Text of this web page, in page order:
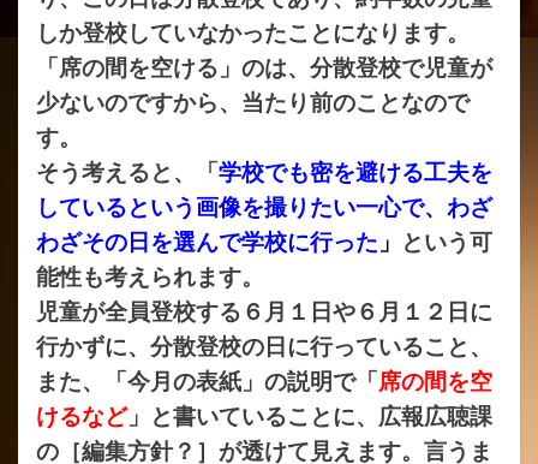
しか登校していなかったことになります。
「席の間を空ける」のは、分散登校で児童が
少ないのですから、当たり前のことなので
す。
そう考えると、「 学校でも密を避ける工夫を
しているという画像を撮りたい一心で、 わざ
わざその日を選んで学校に行った 」
という可
能性も考えられます。
児童が全員登校する６月１日や６月１２日に
行かずに、分散登校の日に行っていること、
また、「今月の表紙」の説明で「 席の間を空
けるなど」と書いていることに、広報広聴課
の［編集方針？］が透けて見えます。言うま